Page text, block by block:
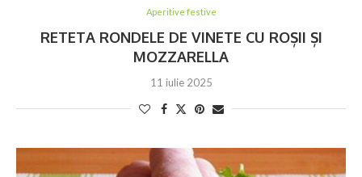
Aperitive festive
RETETA RONDELE DE VINETE CU ROȘII ȘI
MOZZARELLA
11 iulie 2025